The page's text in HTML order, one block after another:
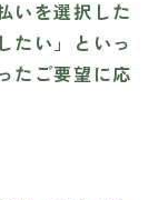
いを選択した
たい」といっ
たご要望に応